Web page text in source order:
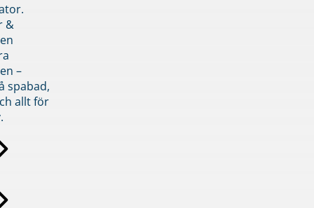
&
–
spabad,
allt för